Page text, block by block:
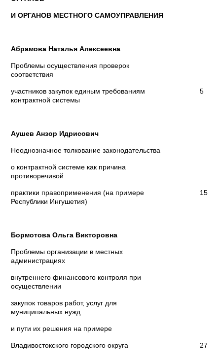
И ОРГАНОВ МЕСТНОГО САМОУПРАВЛЕНИЯ
Абрамова Наталья Алексеевна
Проблемы осуществления проверок
соответствия
участников закупок единым требованиям
контрактной системы
5
Аушев Анзор Идрисович
Неоднозначное толкование законодательства
о контрактной системе как причина
противоречивой
практики правоприменения (на примере
Республики Ингушетия)
15
Бормотова Ольга Викторовна
Проблемы организации в местных
администрациях
внутреннего финансового контроля при
осуществлении
закупок товаров работ, услуг для
муниципальных нужд
и пути их решения на примере
Владивостокского городского округа 27